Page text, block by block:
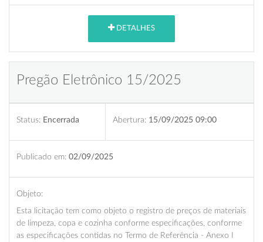
DETALHES
Pregão Eletrônico 15/2025
Status: Encerrada Abertura: 15/09/2025 09:00
Publicado em: 02/09/2025
Objeto:
Esta licitação tem como objeto o registro de preços de materiais
de limpeza, copa e cozinha conforme especificações, conforme
as especificações contidas no Termo de Referência - Anexo I